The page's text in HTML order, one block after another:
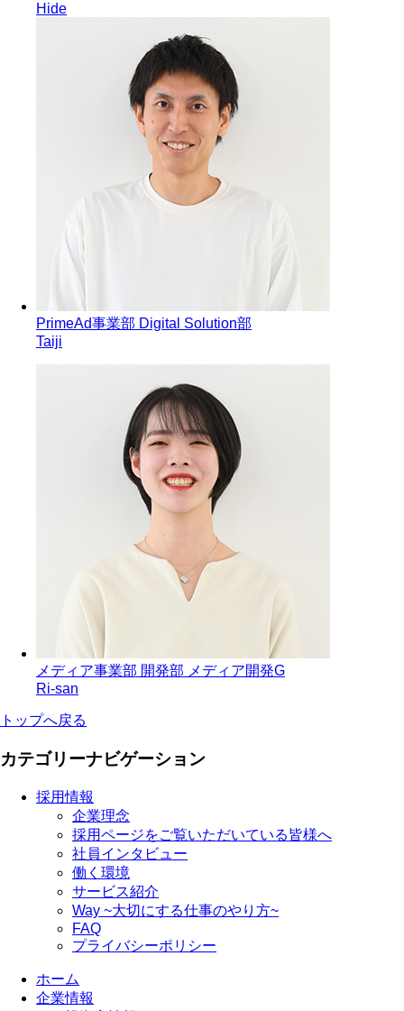
Hide
PrimeAd事業部 Digital Solution部
Taiji
メディア事業部 開発部 メディア開発G
Ri-san
トップへ戻る
カテゴリーナビゲーション
採用情報
企業理念
採用ページをご覧いただいている皆様へ
社員インタビュー
働く環境
サービス紹介
Way ~大切にする仕事のやり方~
FAQ
プライバシーポリシー
ホーム
企業情報